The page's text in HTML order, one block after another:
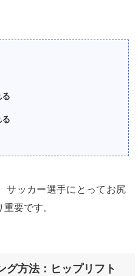
サッカー選手にとってお尻
要です。
グ方法：ヒップリフト